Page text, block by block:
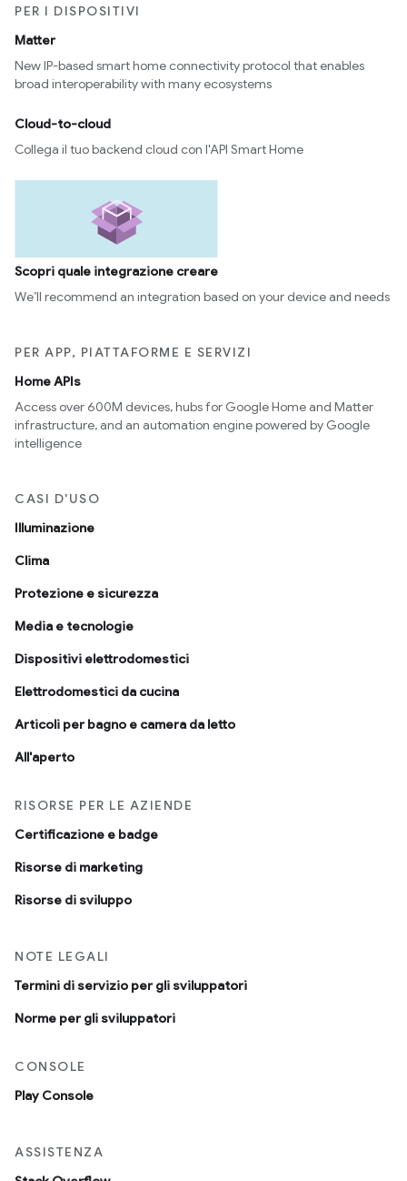
PER I DISPOSITIVI
Matter
New IP-based smart home connectivity protocol that enables
broad interoperability with many ecosystems
Cloud-to-cloud
Collega il tuo backend cloud con l'API Smart Home
Scopri quale integrazione creare
We’ll recommend an integration based on your device and needs
PER APP, PIATTAFORME E SERVIZI
Home APIs
Access over 600M devices, hubs for Google Home and Matter
infrastructure, and an automation engine powered by Google
intelligence
CASI D'USO
Illuminazione
Clima
Protezione e sicurezza
Media e tecnologie
Dispositivi elettrodomestici
Elettrodomestici da cucina
Articoli per bagno e camera da letto
All'aperto
RISORSE PER LE AZIENDE
Certificazione e badge
Risorse di marketing
Risorse di sviluppo
NOTE LEGALI
Termini di servizio per gli sviluppatori
Norme per gli sviluppatori
CONSOLE
Play Console
ASSISTENZA